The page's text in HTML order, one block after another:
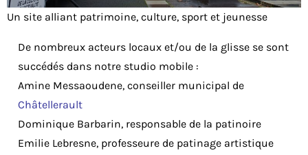
Un site alliant patrimoine, culture, sport et jeunesse
De nombreux acteurs locaux et/ou de la glisse se sont
succédés dans notre studio mobile :
Amine Messaoudene, conseiller municipal de
Châtellerault
Dominique Barbarin, responsable de la patinoire
Emilie Lebresne, professeure de patinage artistique